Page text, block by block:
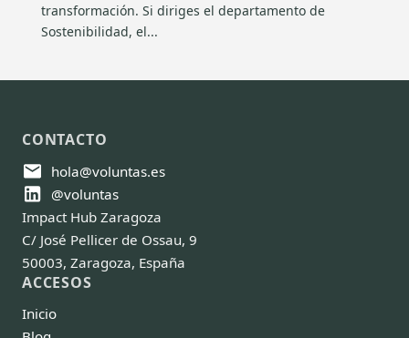
transformación. Si diriges el departamento de
Sostenibilidad, el...
CONTACTO
hola@voluntas.es
@voluntas
Impact Hub Zaragoza
C/ José Pellicer de Ossau, 9
50003, Zaragoza, España
ACCESOS
Inicio